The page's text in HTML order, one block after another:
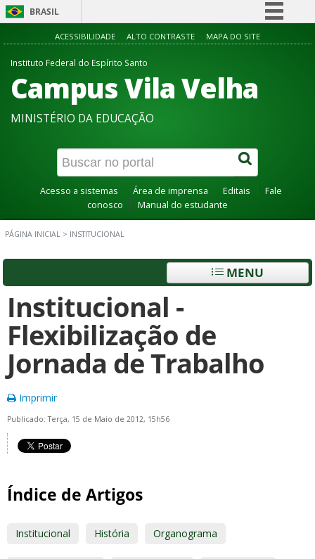
BRASIL
Simplifique!
Participe
Acesso à informação
Canais
ACESSIBILIDADE ALTO CONTRASTE MAPA DO SITE
Instituto Federal do Espírito Santo
Campus Vila Velha
MINISTÉRIO DA EDUCAÇÃO
Acesso a sistemas Área de imprensa Editais
Fale
conosco
Manual do estudante
PÁGINA INICIAL > INSTITUCIONAL
MENU
Institucional -
Flexibilização de
Jornada de Trabalho
Imprimir
Publicado: Terça, 15 de Maio de 2012, 15h56
Índice de Artigos
Institucional História Organograma